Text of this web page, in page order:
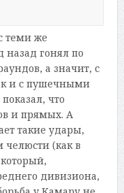
теми же
гонял по
а значит, с
и с пушечными
что
и прямых. А
такие удары,
(как в
дивизиона,